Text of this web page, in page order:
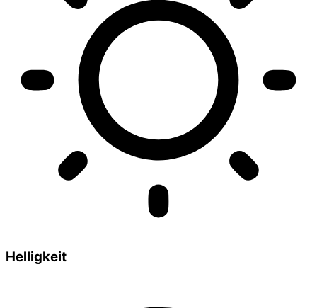
Helligkeit